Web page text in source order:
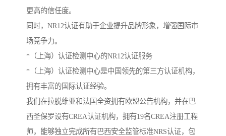
更高的信任度。
同时，NR12认证有助于企业提升品牌形象，增强国际市
场竞争力。
*（上海）认证检测中心的NR12认证服务
*（上海）认证检测中心是中国领先的第三方认证机构，
拥有丰富的国际认证经验。
我们在拉脱维亚和法国全资拥有欧盟公告机构，并在巴
西圣保罗设有CREA认证机构，拥有19名CREA注册工程
师，能够独立完成所有巴西安全监管标准NRS认证，包